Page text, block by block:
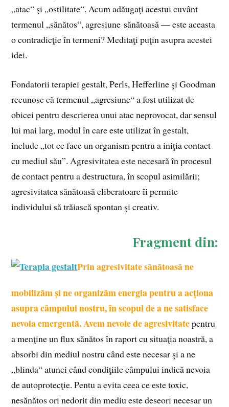
„atac“ şi „ostilitate“. Acum adăugaţi acestui cuvânt
termenul „sănătos“, agresiune sănătoasă — este aceasta
o contradicţie în termeni? Meditaţi puţin asupra acestei
idei.
Fondatorii terapiei gestalt, Perls, Hefferline şi Goodman
recunosc că termenul „agresiune“ a fost utilizat de
obicei pentru descrierea unui atac neprovocat, dar sensul
lui mai larg, modul în care este utilizat în gestalt,
include „tot ce face un organism pentru a iniţia contact
cu mediul său”. Agresivitatea este necesară în procesul
de contact pentru a destructura, în scopul asimilării;
agresivitatea sănătoasă eliberatoare îi permite
individului să trăiască spontan şi creativ.
Fragment din:
Prin agresivitate sănătoasă ne
mobilizăm şi ne organizăm energia pentru a acţiona
asupra câmpului nostru, în scopul de a ne satisface
nevoia emergentă. Avem nevoie de agresivitatepentru
a menţine un flux sănătos în raport cu situaţia noastră, a
absorbi din mediul nostru când este necesar şi a ne
„blinda“ atunci când condiţiile câmpului indică nevoia
de autoprotecţie. Pentu a evita ceea ce este toxic,
nesănătos ori nedorit din mediu este deseori necesar un